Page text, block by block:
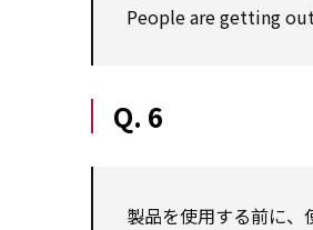
People are
Q. 6
製品を使用する前に、